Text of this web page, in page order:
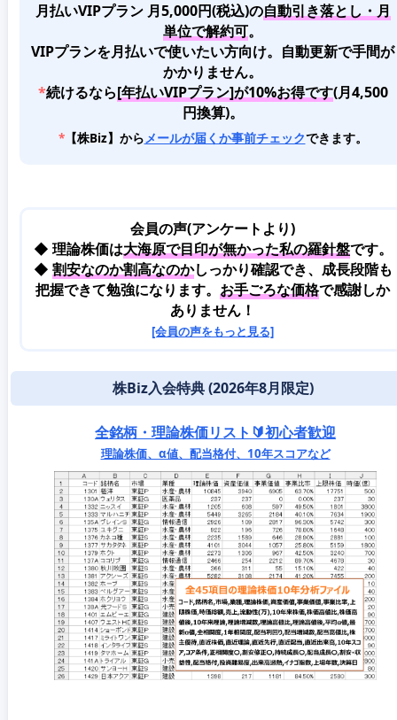
月払いVIPプラン 月5,000円(税込)の自動引き落とし・月
単位で解約可。
VIPプランを月払いで使いたい方向け。自動更新で手間が
かかりません。
*続けるなら[年払いVIPプラン]が10%お得です(月4,500
円換算)。
*【株Biz】からメールが届くか事前チェックできます。
会員の声(アンケートより)
◆ 理論株価は大海原で目印が無かった私の羅針盤です。
◆ 割安なのか割高なのかしっかり確認でき、成長段階も
把握できて勉強になります。 お手ごろな価格で感謝しか
ありません！
[会員の声をもっと見る]
株Biz入会特典 (2026年8月限定)
全銘柄・理論株価リスト🔰初心者歓迎
理論株価、α値、配当格付、10年スコアなど